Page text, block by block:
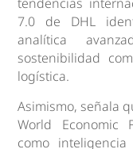
7.0 de DHL
analítica
sostenibilidad
logística.
Asimismo, señala
World Economic
como